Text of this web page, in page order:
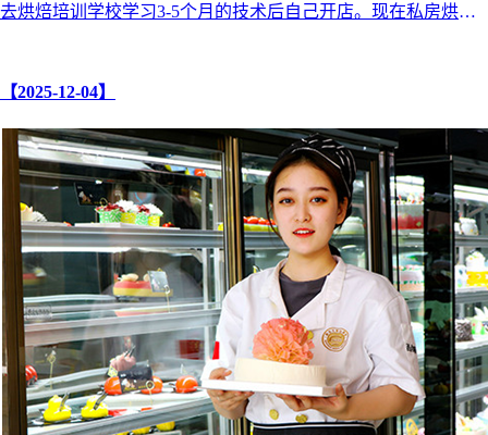
去烘焙培训学校学习3-5个月的技术后自己开店。现在私房烘焙
【2025-12-04】